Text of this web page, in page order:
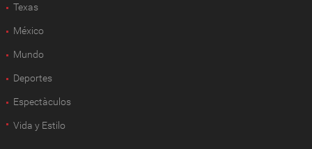
Texas
México
Mundo
Deportes
Espectàculos
Vida y Estilo